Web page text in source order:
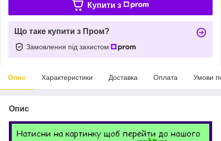
Купити з
Що таке купити з Пром?
Замовлення під захистом
Опис Характеристики Доставка Оплата Умови
Опис